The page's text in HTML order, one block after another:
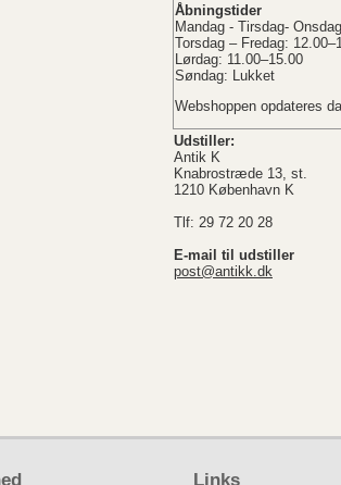
Åbningstider
Mandag - Tirsdag-
Torsdag – Fredag:
Lørdag: 11.00–15.00
Søndag: Lukket
Webshoppen opdateres
Udstiller:
Antik K
Knabrostræde 13, st.
1210 København K
Tlf: 29 72 20 28
E-mail til udstiller
post@antikk.dk
Links